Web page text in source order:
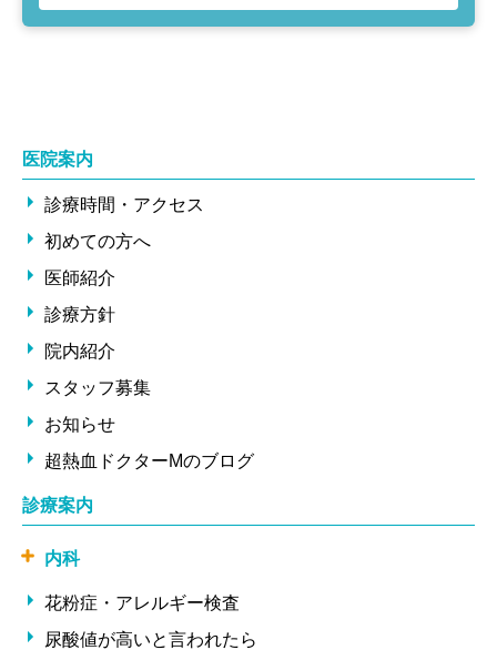
医院案内
診療時間・アクセス
初めての方へ
医師紹介
診療方針
院内紹介
スタッフ募集
お知らせ
超熱血ドクターMのブログ
診療案内
内科
花粉症・アレルギー検査
尿酸値が高いと言われたら